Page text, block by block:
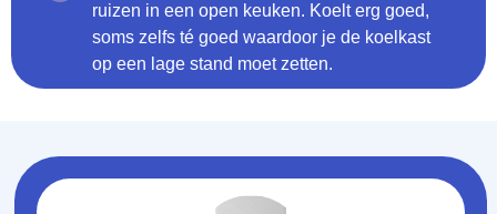
ruizen in een open keuken. Koelt erg goed,
soms zelfs té goed waardoor je de koelkast
op een lage stand moet zetten.